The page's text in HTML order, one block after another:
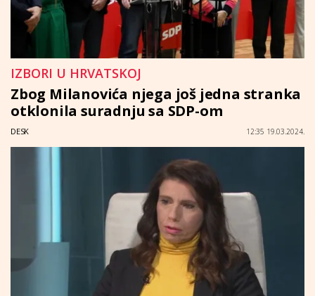
IZBORI U HRVATSKOJ
Zbog Milanovića njega još jedna stranka
otklonila suradnju sa SDP-om
DESK 12:35 19.03.2024.